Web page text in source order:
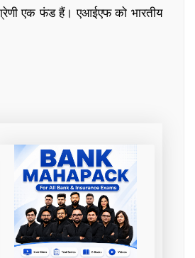
एक फंड हैं। एआईएफ को भारतीय